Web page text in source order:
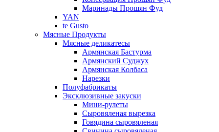
Маринады Прошян Фуд
YAN
te Gusto
Мясные Продукты
Мясные деликатесы
Армянская Бастурма
Армянский Суджух
Армянская Колбаса
Нарезки
Полуфабрикаты
Эксклюзивные закуски
Мини-рулеты
Сыровяленая вырезка
Говядина сыровяленая